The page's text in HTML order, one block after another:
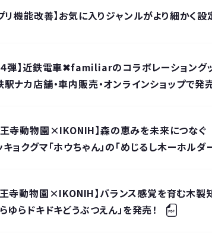
リ機能改善】お気に入りジャンルがより細かく設
４弾】近鉄電車✖familiarのコラボレーショング
駅ナカ店舗・車内販売・オンラインショップで発
王寺動物園×IKONIH】森の恵みを未来につなぐ
ョクグマ「ホウちゃん」の「めじるし木ーホルダ
王寺動物園×IKONIH】バランス感覚を育む木製
ゆらドキドキどうぶつえん」を発売！